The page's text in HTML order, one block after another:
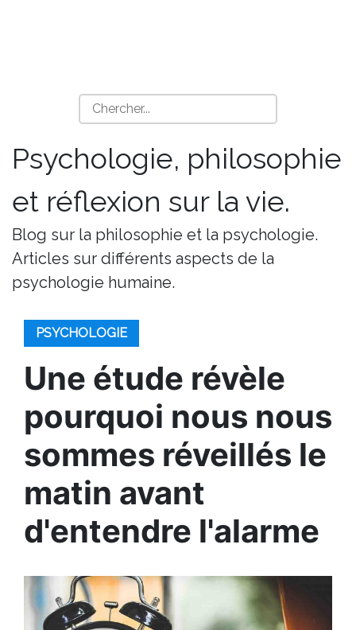
Psychologie, philosophie
et réflexion sur la vie.
Blog sur la philosophie et la psychologie.
Articles sur différents aspects de la
psychologie humaine.
PSYCHOLOGIE
Une étude révèle
pourquoi nous nous
sommes réveillés le
matin avant
d'entendre l'alarme